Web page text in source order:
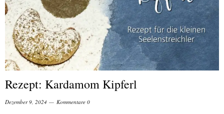
Rezept: Kardamom Kipferl
Dezember 9, 2024 Kommentare 0